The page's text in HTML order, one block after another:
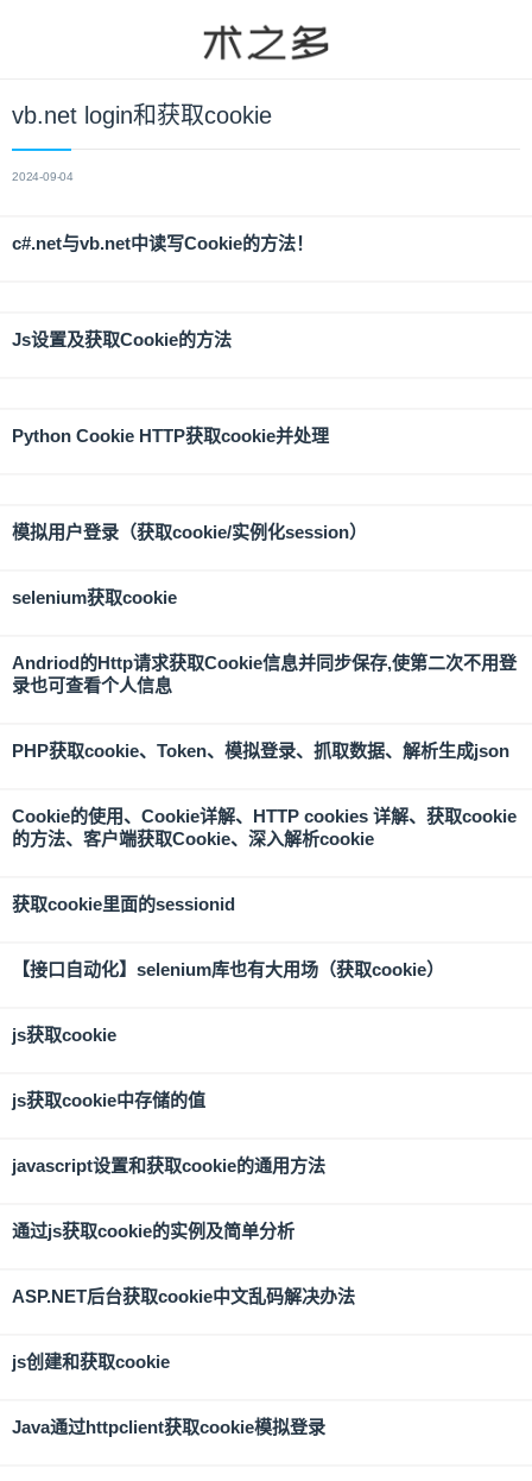
vb.net login和获取cookie
2024-09-04
c#.net与vb.net中读写Cookie的方法！
Js设置及获取Cookie的方法
Python Cookie HTTP获取cookie并处理
模拟用户登录（获取cookie/实例化session）
selenium获取cookie
Andriod的Http请求获取Cookie信息并同步保存,使第二次不用登
录也可查看个人信息
PHP获取cookie、Token、模拟登录、抓取数据、解析生成json
Cookie的使用、Cookie详解、HTTP cookies 详解、获取cookie
的方法、客户端获取Cookie、深入解析cookie
获取cookie里面的sessionid
【接口自动化】selenium库也有大用场（获取cookie）
js获取cookie
js获取cookie中存储的值
javascript设置和获取cookie的通用方法
通过js获取cookie的实例及简单分析
ASP.NET后台获取cookie中文乱码解决办法
js创建和获取cookie
Java通过httpclient获取cookie模拟登录